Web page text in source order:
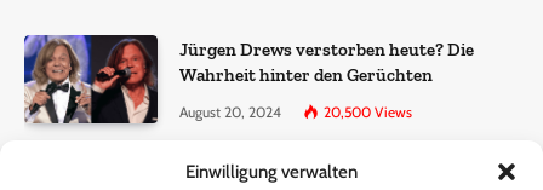
Einwilligung verwalten
Jürgen Drews verstorben heute? Die
Wahrheit hinter den Gerüchten
August 20, 2024 20,500 Views
Ralf Dammasch Traueranzeige: